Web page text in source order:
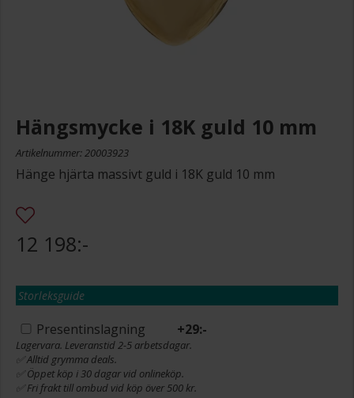
Hängsmycke i 18K guld 10 mm
Artikelnummer: 20003923
Hänge hjärta massivt guld i 18K guld 10 mm
12 198:-
Storleksguide
Presentinslagning +29:-
Lagervara. Leveranstid 2-5 arbetsdagar.
✅ Alltid grymma deals.
✅ Öppet köp i 30 dagar vid onlineköp.
✅ Fri frakt till ombud vid köp över 500 kr.